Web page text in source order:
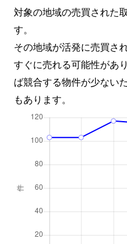
対象の地域の売買された
す。
その地域が活発に売買さ
すぐに売れる可能性があ
ば競合する物件が少ない
もあります。